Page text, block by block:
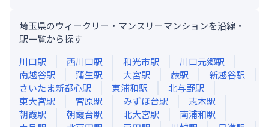
埼玉県のウィークリー・マンスリーマンションを沿線・
駅一覧から探す
川口駅 西川口駅 和光市駅 川口元郷駅
南越谷駅 蒲生駅 大宮駅 蕨駅 新越谷駅
さいたま新都心駅 東浦和駅 北与野駅
東大宮駅 宮原駅 みずほ台駅 志木駅
朝霞駅 朝霞台駅 北大宮駅 南浦和駅